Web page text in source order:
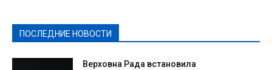
ПОСЛЕДНИЕ НОВОСТИ
Верховна Рада встановила